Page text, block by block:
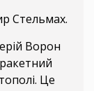
Стельмах.
Ворон
Це